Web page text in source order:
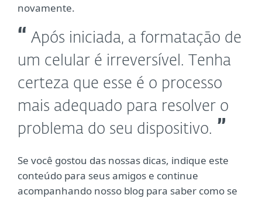
novamente.
Após iniciada, a formatação de
um celular é irreversível. Tenha
certeza que esse é o processo
mais adequado para resolver o
problema do seu dispositivo.
Se você gostou das nossas dicas, indique este
conteúdo para seus amigos e continue
acompanhando nosso blog para saber como se